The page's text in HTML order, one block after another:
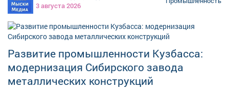
производство химических веществ – на 10%,
машиностроение – на 44%, элекромашиностроение –
на 23%, а энергетика обрушилась на 19%. Ранее
сообщалось, что убытки кузбасских компаний стали
ещё больше – достигли64,6 млрд рублей. Показатель
всего за месяц ухудшился на 15 млрд рублей.
3 августа 2026
Развитие промышленности Кузбасса:
модернизация Сибирского завода
металлических конструкций